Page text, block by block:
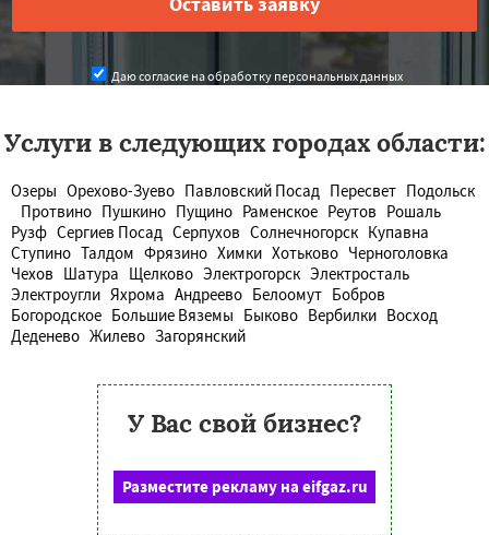
Даю согласие на обработку персональных данных
Услуги в следующих городах области:
Озеры Орехово-Зуево Павловский Посад Пересвет Подольск
Протвино Пушкино Пущино Раменское Реутов Рошаль
Рузф Сергиев Посад Серпухов Солнечногорск Купавна
Ступино Талдом Фрязино Химки Хотьково Черноголовка
Чехов Шатура Щелково Электрогорск Электросталь
Электроугли Яхрома Андреево Белоомут Бобров
Богородское Большие Вяземы Быково Вербилки Восход
Деденево Жилево Загорянский
У Вас свой бизнес?
Разместите рекламу на eifgaz.ru